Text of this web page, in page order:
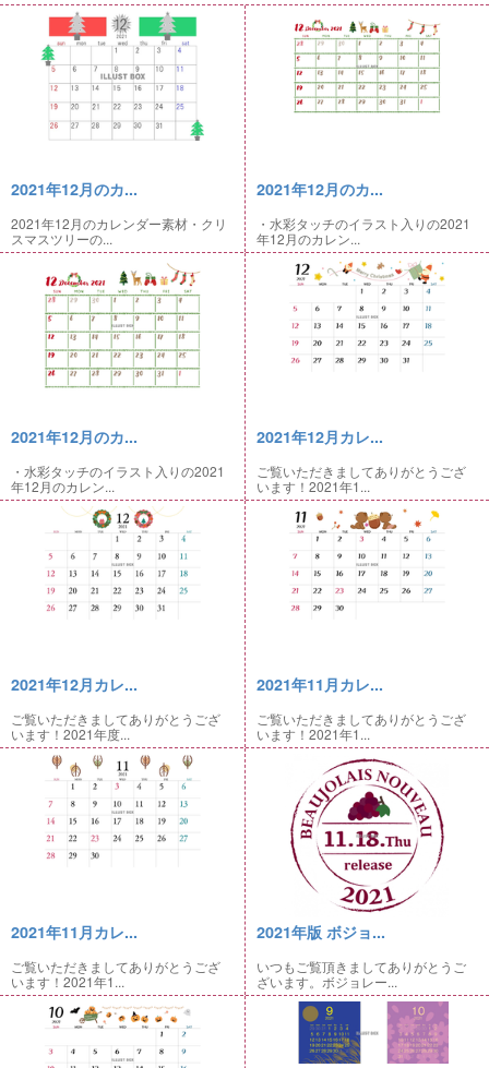
2021年12月のカ...
2021年12月のカレンダー素材・クリ
スマスツリーの...
2021年12月のカ...
・水彩タッチのイラスト入りの2021
年12月のカレン...
2021年12月のカ...
・水彩タッチのイラスト入りの2021
年12月のカレン...
2021年12月カレ...
ご覧いただきましてありがとうござ
います！2021年1...
2021年12月カレ...
ご覧いただきましてありがとうござ
います！2021年度...
2021年11月カレ...
ご覧いただきましてありがとうござ
います！2021年1...
2021年11月カレ...
ご覧いただきましてありがとうござ
います！2021年1...
2021年版 ボジョ...
いつもご覧頂きましてありがとうご
ざいます。ボジョレー...